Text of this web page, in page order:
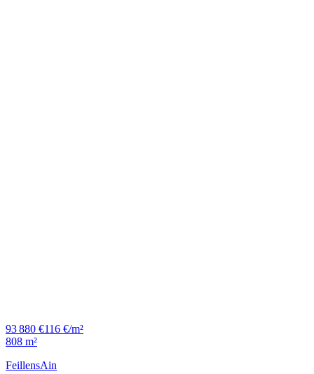
93 880 €116 €/m²
808 m²
FeillensAin